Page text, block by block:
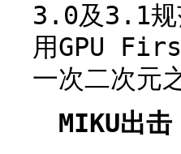
3.0及3.1规
用GPU
一次二次元
MIKU出